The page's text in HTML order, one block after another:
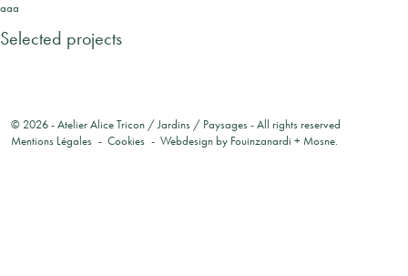
aaa
Selected projects
© 2026 -Atelier Alice Tricon / Jardins / Paysages- All rights reserved
Mentions Légales
Cookies Webdesign by Fouinzanardi + Mosne.